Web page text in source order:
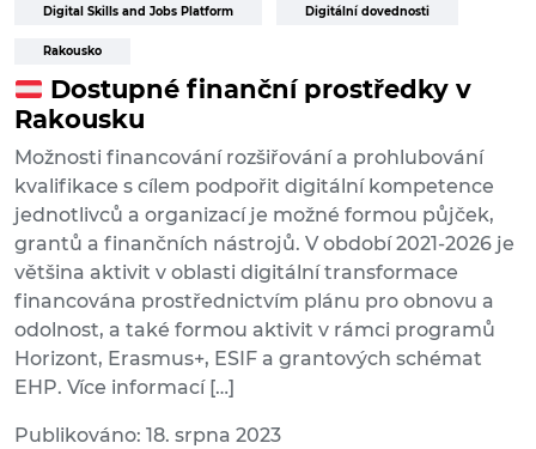
Digital Skills and Jobs Platform Digitální dovednosti
Rakousko
Dostupné finanční prostředky v
Rakousku
Možnosti financování rozšiřování a prohlubování
kvalifikace s cílem podpořit digitální kompetence
jednotlivců a organizací je možné formou půjček,
grantů a finančních nástrojů. V období 2021-2026 je
většina aktivit v oblasti digitální transformace
financována prostřednictvím plánu pro obnovu a
odolnost, a také formou aktivit v rámci programů
Horizont, Erasmus+, ESIF a grantových schémat
EHP. Více informací […]
Publikováno: 18. srpna 2023